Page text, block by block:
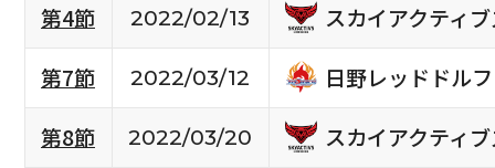
第4節
2022/02/13
スカイアクティ
第7節
2022/03/12
日野レッドドル
第8節
2022/03/20 スカイアクティ